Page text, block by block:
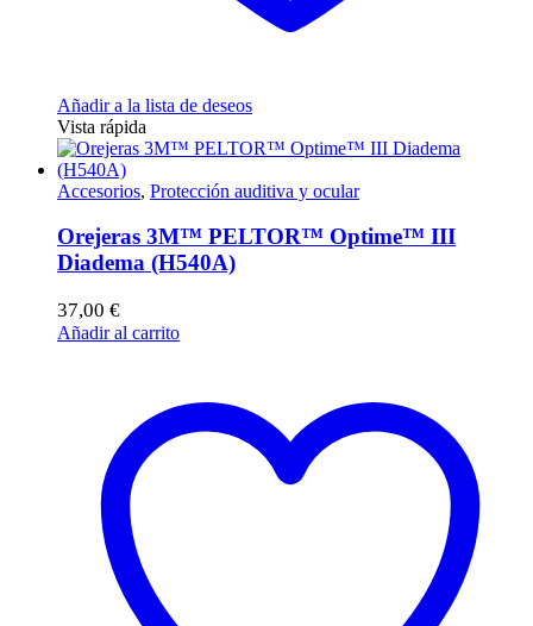
Añadir a la lista de deseos
Vista rápida
Accesorios, Protección auditiva y ocular
Orejeras 3M™ PELTOR™ Optime™ III
Diadema (H540A)
37,00 €
Añadir al carrito